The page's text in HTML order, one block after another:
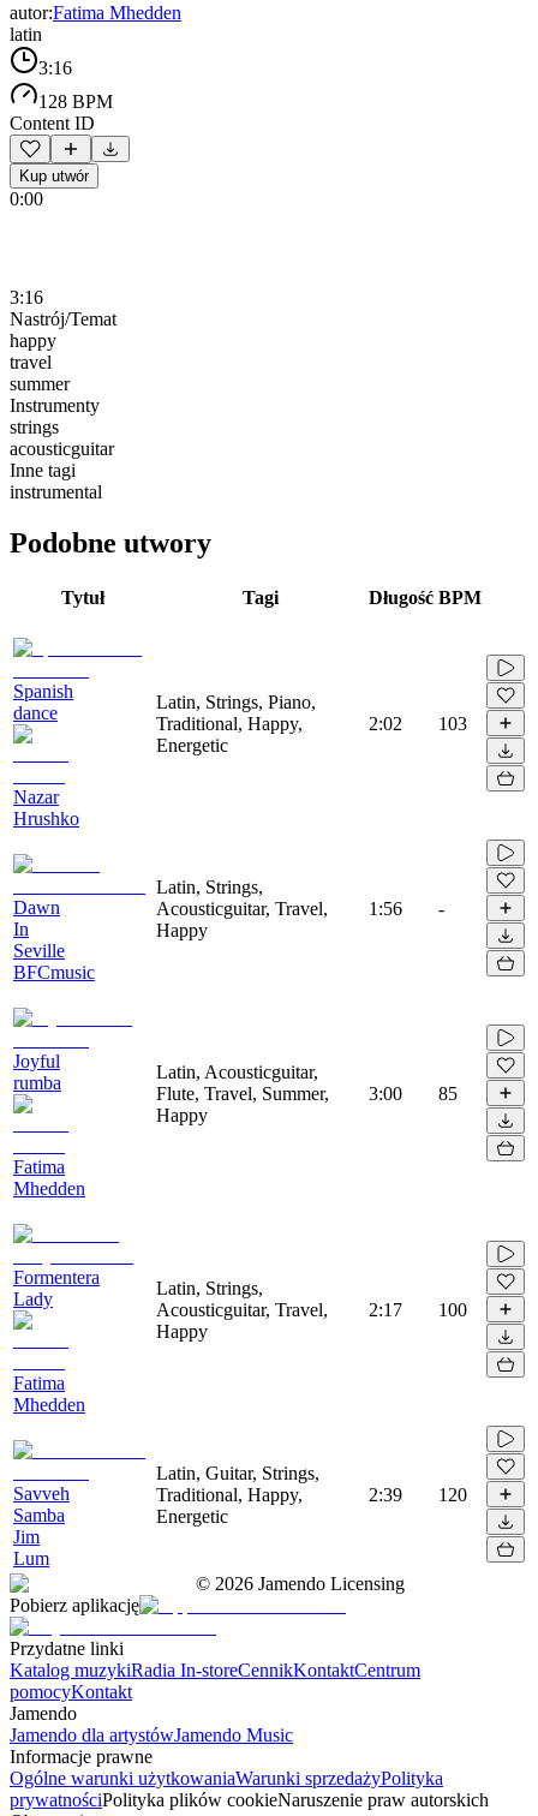
autor:Fatima Mhedden
latin
3:16
128 BPM
Content ID
Kup utwór
0:00
3:16
Nastrój/Temat
happy
travel
summer
Instrumenty
strings
acousticguitar
Inne tagi
instrumental
Podobne utwory
Tytuł Tagi Długość BPM
Spanish
dance
Nazar
Hrushko
Latin, Strings, Piano,
Traditional, Happy,
Energetic
2:02 103
Dawn
In
Seville
BFCmusic
Latin, Strings,
Acousticguitar, Travel,
Happy
1:56 -
Joyful
rumba
Fatima
Mhedden
Latin, Acousticguitar,
Flute, Travel, Summer,
Happy
3:00 85
Formentera
Lady
Fatima
Mhedden
Latin, Strings,
Acousticguitar, Travel,
Happy
2:17 100
Savveh
Samba
Jim
Lum
Latin, Guitar, Strings,
Traditional, Happy,
Energetic
2:39 120
© 2026 Jamendo Licensing
Pobierz aplikację
Przydatne linki
Katalog muzykiRadia In-storeCennikKontaktCentrum
pomocyKontakt
Jamendo
Jamendo dla artystówJamendo Music
Informacje prawne
Ogólne warunki użytkowaniaWarunki sprzedażyPolityka
prywatnościPolityka plików cookieNaruszenie praw autorskich